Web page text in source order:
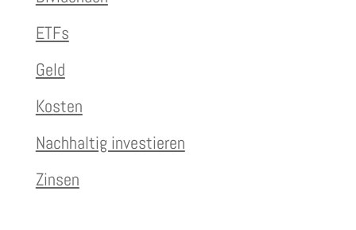
ETFs
Geld
Kosten
Nachhaltig investieren
Zinsen